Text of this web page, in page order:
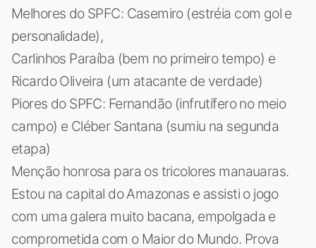
Melhores do SPFC: Casemiro (estréia com gol e
personalidade),
Carlinhos Paraíba (bem no primeiro tempo) e
Ricardo Oliveira (um atacante de verdade)
Piores do SPFC: Fernandão (infrutífero no meio
campo) e Cléber Santana (sumiu na segunda
etapa)
Menção honrosa para os tricolores manauaras.
Estou na capital do Amazonas e assisti o jogo
com uma galera muito bacana, empolgada e
comprometida com o Maior do Mundo. Prova